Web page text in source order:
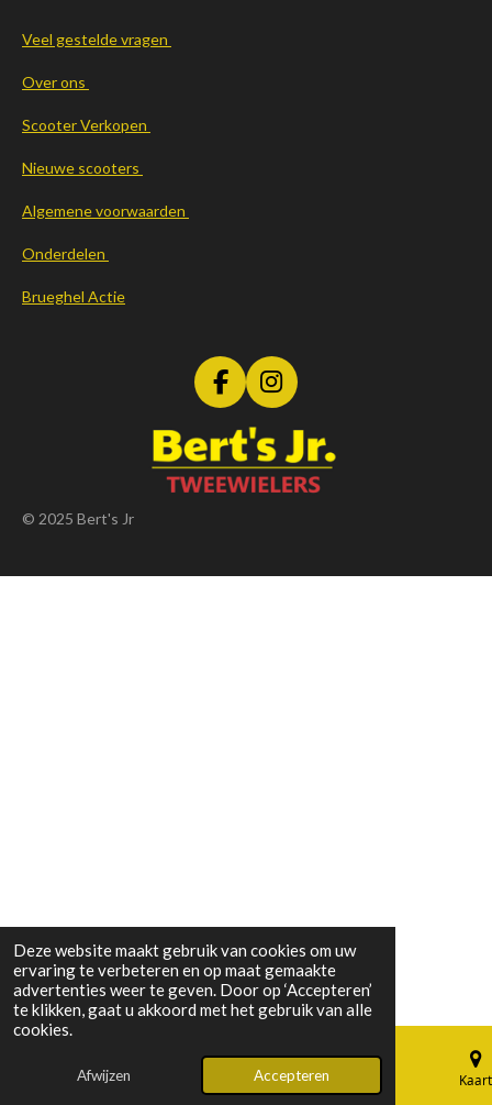
Deze website maakt gebruik van cookies om uw
ervaring te verbeteren en op maat gemaakte
advertenties weer te geven. Door op ‘Accepteren’
te klikken, gaat u akkoord met het gebruik van alle
cookies.
Afwijzen Accepteren
Veel gestelde vragen
Over ons
Scooter Verkopen
Nieuwe scooters
Algemene voorwaarden
Onderdelen
Brueghel Actie
F
a
c
e
b
I
n
s
t
a
© 2025 Bert's Jr
E-mailadres Telefoonnummer Kaart